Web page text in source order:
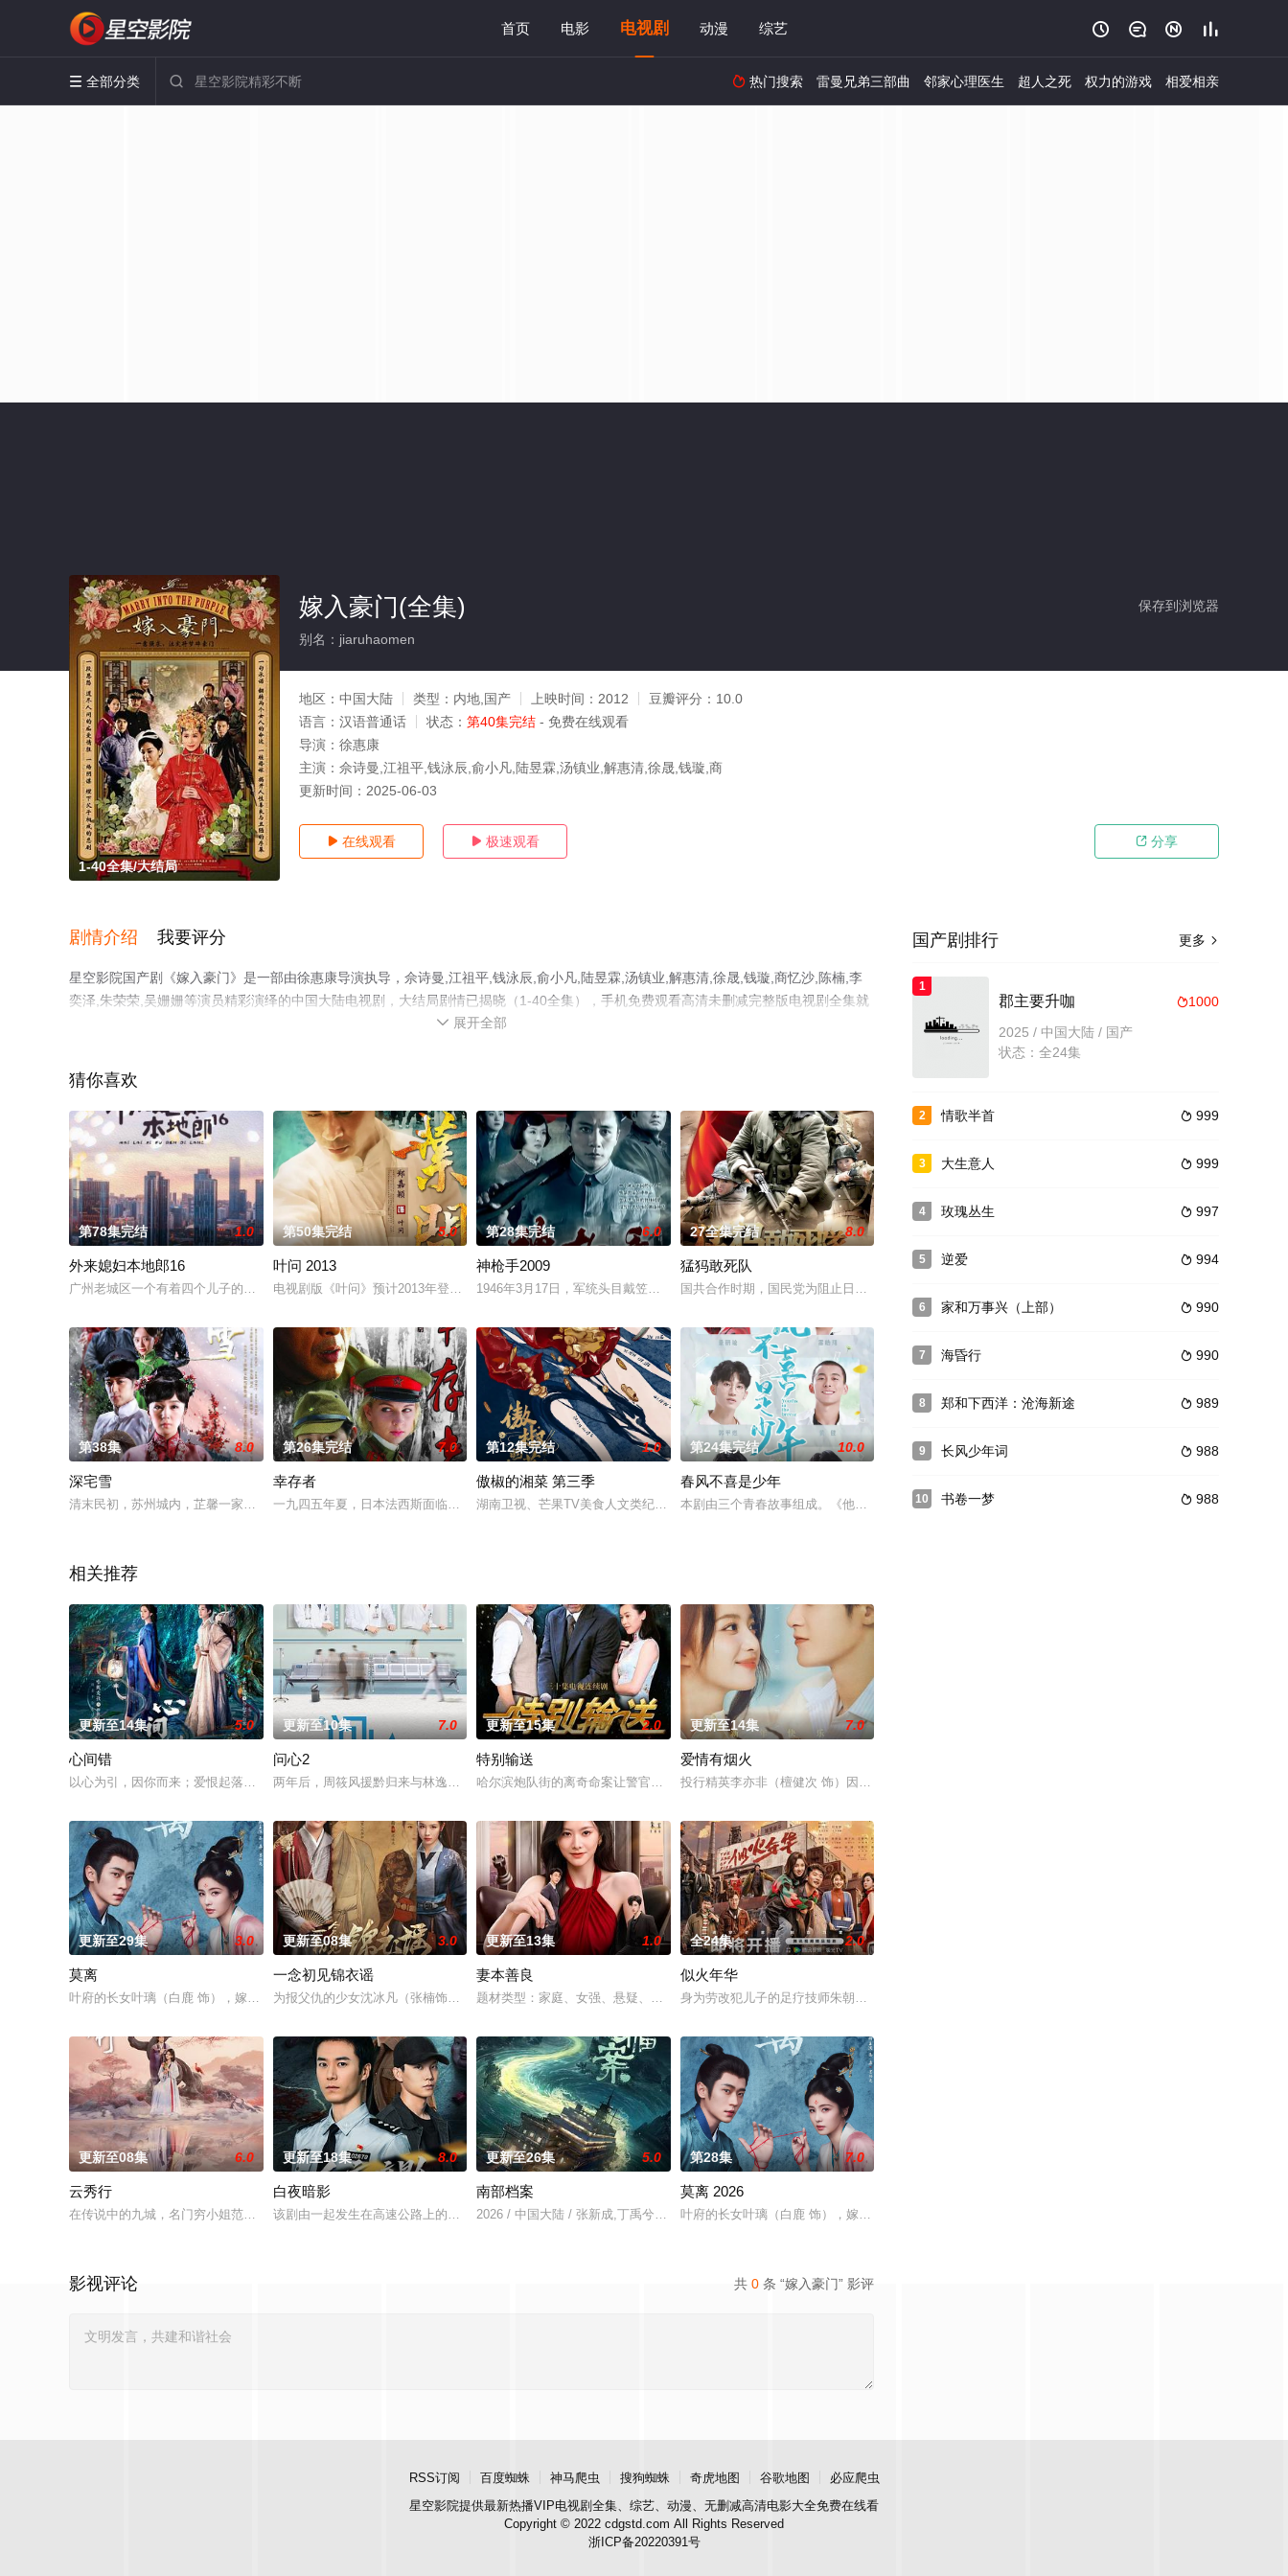
首页 电影 电视剧 动漫 综艺    
 全部分类   热门搜索 雷曼兄弟三部曲 邻家心理医生 超人之死 权力的游戏 相爱相亲
1-40全集/大结局
保存到浏览器
嫁入豪门(全集)
别名：jiaruhaomen
地区： 中国大陆 类型： 内地,国产 上映时间： 2012 豆瓣评分： 10.0
语言： 汉语普通话 状态： 第40集完结 - 免费在线观看
导演： 徐惠康
主演： 佘诗曼,江祖平,钱泳辰,俞小凡,陆昱霖,汤镇业,解惠清,徐晟,钱璇,商
更新时间： 2025-06-03
 在线观看  极速观看  分享
剧情介绍 我要评分
星空影院国产剧《嫁入豪门》是一部由徐惠康导演执导，佘诗曼,江祖平,钱泳辰,俞小凡,陆昱霖,汤镇业,解惠清,徐晟,钱璇,商忆沙,陈楠,李
奕泽,朱荣荣,吴姗姗等演员精彩演绎的中国大陆电视剧，大结局剧情已揭晓（1-40全集），手机免费观看高清未删减完整版电视剧全集就
上星空影视，更多相关信息可移步至豆瓣电视剧、电视猫或剧情网等平台了解。
 展开全部
猜你喜欢
第78集完结 1.0
外来媳妇本地郎16
广州老城区一个有着四个儿子的大家庭，娶了天南海北的四个外地媳妇，由于生活习惯和文化背景的
第50集完结 5.0
叶问 2013
电视剧版《叶问》预计2013年登陆各大卫视，在2013年电视荧屏再造武林神话，掀起新一股
第28集完结 6.0
神枪手2009
1946年3月17日，军统头目戴笠飞机失事，随着戴笠的一份绝密计划曝光：戴笠雇佣日本刺客
27全集完结 8.0
猛犸敢死队
国共合作时期，国民党为阻止日军北上，成立了以国民党女连长海娅娜为首女子敢死队，代号“猛犸
第38集 8.0
深宅雪
清末民初，苏州城内，芷馨一家，满门抄斩。芷馨逃过一劫，之后到了秦府做了纺纱童工。十年之后
第26集完结 7.0
幸存者
一九四五年夏，日本法西斯面临彻底覆灭的命运，面对百万苏军压境，侵华日军垂死抵抗，企图使用
第12集完结 1.0
傲椒的湘菜 第三季
湖南卫视、芒果TV美食人文类纪录片《傲椒的湘菜》第三季定档，于1月29日起，每周一至周四
第24集完结 10.0
春风不喜是少年
本剧由三个青春故事组成。《他和喵》：来自猫王国的猫咪江小葵和主人江晴过着幸福的生活。直到
相关推荐
更新至14集 5.0
心间错
以心为引，因你而来；爱恨起落，皆由心生。一段人妖牵绊，百年错付纠缠。一心分为两半，等我来
更新至10集 7.0
问心2
两年后，周筱风援黔归来与林逸、方筱然会合，三人小分队再度并肩作战，但也面对全新挑战。周筱
更新至15集 2.0
特别输送
哈尔滨炮队街的离奇命案让警官冯剑白卷入了一系列神秘事件中。他的调查处处受阻，所有线索都被
更新至14集 7.0
爱情有烟火
投行精英李亦非（檀健次 饰）因投资失利，意外与身陷失恋失业双重困境的沪漂女孩钱菲（王楚然
更新至29集 3.0
莫离
叶府的长女叶璃（白鹿 饰），嫁去破败的定王府，和双腿残疾的定王墨修尧成亲，而在叶璃出嫁当
更新至08集 3.0
一念初见锦衣谣
为报父仇的少女沈冰凡（张楠饰）为追查父亲冤案真相伪装身份考入锦衣卫北镇抚司，与“百变灵猫
更新至13集 1.0
妻本善良
题材类型：家庭、女强、悬疑、豪门项目体量：15min×24集出品公司：君屹影视、星耀光影
全24集 2.0
似火年华
身为劳改犯儿子的足疗技师朱朝阳从2025年穿越到1997年父亲朱义海（杨川北 饰）的身体
更新至08集 6.0
云秀行
在传说中的九城，名门穷小姐范云和白切黑城主齐峥从彼此试探到相互信任，二人一路披荆斩棘为民
更新至18集 8.0
白夜暗影
该剧由一起发生在高速公路上的车祸引出一场精心谋划的连环杀案，刑警严密（茅子俊 饰）、孙荀
更新至26集 5.0
南部档案
2026 / 中国大陆 / 张新成,丁禹兮,姜珮瑶,富大龙,刘令姿,张宸逍,李欢,姜卓君,徐正溪,韩栋,季肖冰,徐振
第28集 7.0
莫离 2026
叶府的长女叶璃（白鹿 饰），嫁去破败的定王府，和双腿残疾的定王墨修尧成亲，而在叶璃出嫁当
共 0 条 “嫁入豪门” 影评
影视评论
更多 
国产剧排行
1
1000
郡主要升咖
2025 / 中国大陆 / 国产
状态：全24集
2  999
情歌半首
3  999
大生意人
4  997
玫瑰丛生
5  994
逆爱
6  990
家和万事兴（上部）
7  990
海昏行
8  989
郑和下西洋：沧海新途
9  988
长风少年词
10  988
书卷一梦
RSS订阅 百度蜘蛛 神马爬虫 搜狗蜘蛛 奇虎地图 谷歌地图
必应爬虫
星空影院提供最新热播VIP电视剧全集、综艺、动漫、无删减高清电影大全免费在线看
Copyright © 2022 cdgstd.com All Rights Reserved
浙ICP备20220391号